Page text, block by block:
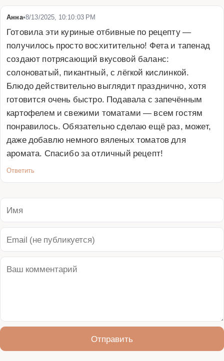
Анна•8/13/2025, 10:10:03 PM
Готовила эти куриные отбивные по рецепту —
получилось просто восхитительно! Фета и тапенад
создают потрясающий вкусовой баланс:
солоноватый, пикантный, с лёгкой кислинкой.
Блюдо действительно выглядит празднично, хотя
готовится очень быстро. Подавала с запечённым
картофелем и свежими томатами — всем гостям
понравилось. Обязательно сделаю ещё раз, может,
даже добавлю немного вяленых томатов для
аромата. Спасибо за отличный рецепт!
Ответить
Отправить